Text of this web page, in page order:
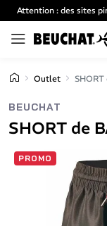
Attention : des sites
Outlet SHORT
PROMO
BEUCHAT
SHORT de